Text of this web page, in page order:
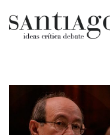
Actualidad
Archivo Cenfoto-UDP
Arquetipos de situación